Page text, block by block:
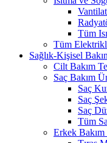
Tüm
Tüm
Sağlık-Kişisel
Cilt Bakım
Saç Bakım
Saç
Saç
Saç
Tüm
Erkek